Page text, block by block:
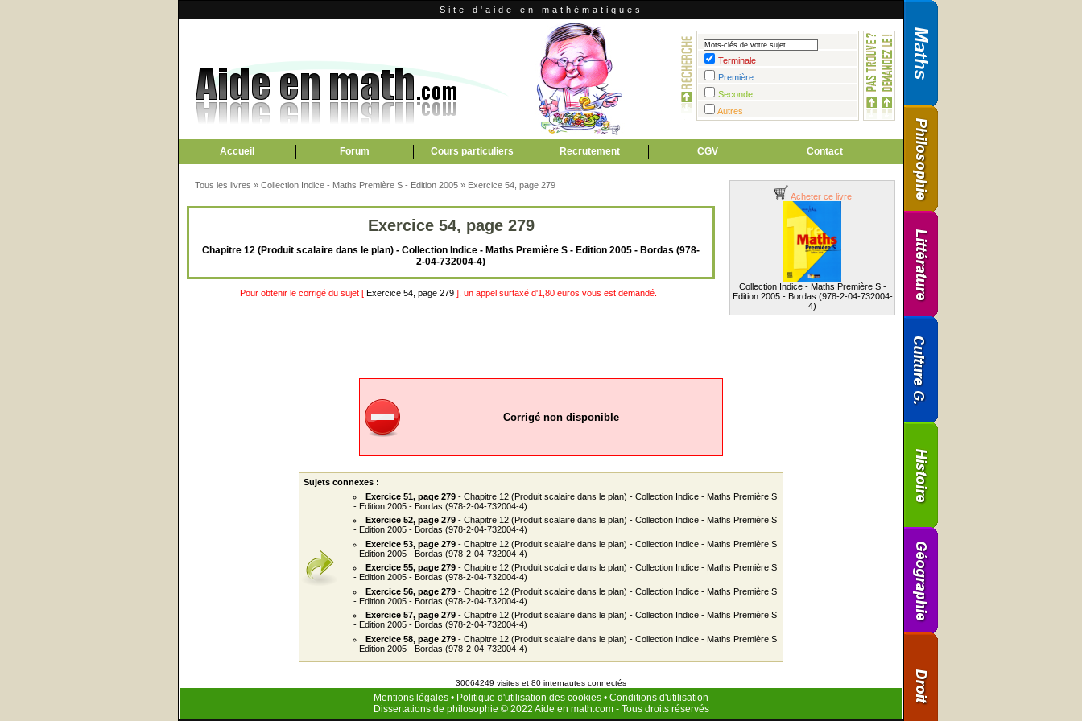
Site d'aide en mathématiques
Terminale
Première
Seconde
Autres
Accueil Forum Cours particuliers Recrutement CGV Contact
Acheter ce livre
Collection Indice - Maths Première S -
Edition 2005 - Bordas (978-2-04-732004-
4)
Tous les livres » Collection Indice - Maths Première S - Edition 2005 » Exercice 54, page 279
Exercice 54, page 279
Chapitre 12 (Produit scalaire dans le plan) - Collection Indice - Maths Première S - Edition 2005 - Bordas (978-
2-04-732004-4)
Pour obtenir le corrigé du sujet [ Exercice 54, page 279 ], un appel surtaxé d'1,80 euros vous est demandé.
Corrigé non disponible
Sujets connexes :
Exercice 51, page 279 - Chapitre 12 (Produit scalaire dans le plan) - Collection Indice - Maths Première S
- Edition 2005 - Bordas (978-2-04-732004-4)
Exercice 52, page 279 - Chapitre 12 (Produit scalaire dans le plan) - Collection Indice - Maths Première S
- Edition 2005 - Bordas (978-2-04-732004-4)
Exercice 53, page 279 - Chapitre 12 (Produit scalaire dans le plan) - Collection Indice - Maths Première S
- Edition 2005 - Bordas (978-2-04-732004-4)
Exercice 55, page 279 - Chapitre 12 (Produit scalaire dans le plan) - Collection Indice - Maths Première S
- Edition 2005 - Bordas (978-2-04-732004-4)
Exercice 56, page 279 - Chapitre 12 (Produit scalaire dans le plan) - Collection Indice - Maths Première S
- Edition 2005 - Bordas (978-2-04-732004-4)
Exercice 57, page 279 - Chapitre 12 (Produit scalaire dans le plan) - Collection Indice - Maths Première S
- Edition 2005 - Bordas (978-2-04-732004-4)
Exercice 58, page 279 - Chapitre 12 (Produit scalaire dans le plan) - Collection Indice - Maths Première S
- Edition 2005 - Bordas (978-2-04-732004-4)
30064249 visites et 80 internautes connectés
Mentions légales • Politique d'utilisation des cookies • Conditions d'utilisation
Dissertations de philosophie © 2022 Aide en math.com- Tous droits réservés